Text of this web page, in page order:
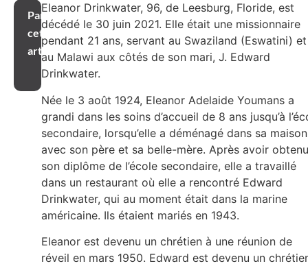
Partager
cet
article
Eleanor Drinkwater, 96, de Leesburg, Floride, est
décédé le 30 juin 2021. Elle était une missionnaire
pendant 21 ans, servant au Swaziland (Eswatini) et
au Malawi aux côtés de son mari, J. Edward
Drinkwater.
Née le 3 août 1924, Eleanor Adelaide Youmans a
grandi dans les soins d’accueil de 8 ans jusqu’à
secondaire, lorsqu’elle a déménagé dans sa maison
avec son père et sa belle-mère. Après avoir obtenu
son diplôme de l’école secondaire, elle a travaillé
dans un restaurant où elle a rencontré Edward
Drinkwater, qui au moment était dans la marine
américaine. Ils étaient mariés en 1943.
Eleanor est devenu un chrétien à une réunion de
réveil en mars 1950. Edward est devenu un